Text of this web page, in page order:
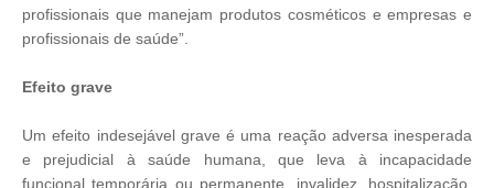
profissionais que manejam produtos cosméticos e empresas e
profissionais de saúde”.
Efeito grave
Um efeito indesejável grave é uma reação adversa inesperada
e prejudicial à saúde humana, que leva à incapacidade
funcional temporária ou permanente, invalidez, hospitalização,